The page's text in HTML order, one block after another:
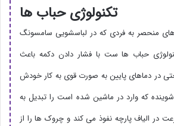
تکنولوژی حباب ها
های منحصر به فردی که در لباسشویی سامسونگ
حباب ها ست با فشار دادن دکمه باعث
در دماهای پایین به صورت قوی به کار خودش
که وارد در ماشین شده است را تبدیل به
در الیاف پارچه نفوذ می کند و چروک ها را از